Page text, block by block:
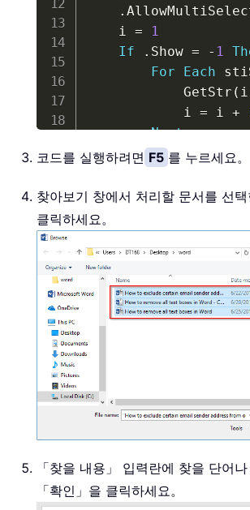
.
    i
=
1
If
. Show = - 1
For
Each
            GetStr
( i
            i
= i +
Next
        i
= i - 1
    Application
.
    xFindStr
    xReplaceStr
=
For j = 1 i
Set
=
        Windows
(
        Selection
.
.
.
.Wrap =
.
코드를 실행하려면 F5 를 누르세요。
찾아보기 창에서 처리할 문서를 선
클릭하세요。
「찾을 내용」 입력란에 찾을 단어
「확인」을 클릭하세요。